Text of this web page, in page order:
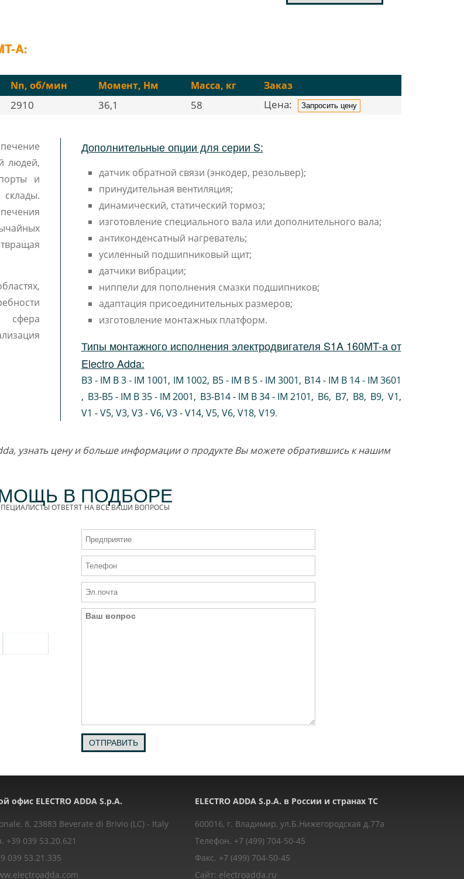
A:
Nn, об/мин Момент, Нм Масса, кг Заказ
2910 36,1 58 Цена: Запросить цену
людей,
и
сфера
Дополнительные опции для серии S:
датчик обратной связи (энкодер, резольвер);
принудительная вентиляция;
динамический, статический тормоз;
изготовление специального вала или дополнительного вала;
антиконденсатный нагреватель;
усиленный подшипниковый щит;
датчики вибрации;
ниппели для пополнения смазки подшипников;
адаптация присоединительных размеров;
изготовление монтажных платформ.
Типы монтажного исполнения электродвигателя S1A 160MT-a от
Electro Adda:
B3 - IM B 3 - IM 1001, IM 1002, B5 - IM B 5 - IM 3001, B14 - IM B 14 - IM 3601
, B3-B5 - IM B 35 - IM 2001, B3-B14 - IM B 34 - IM 2101, B6, B7, B8, B9, V1
V1 - V5, V3, V3 - V6, V3 - V14, V5, V6, V18, V19.
узнать цену и больше информации о продукте Вы можете обратившись к нашим
В ПОДБОРЕ
ОТВЕТЯТ НА ВСЕ ВАШИ ВОПРОСЫ
ОТПРАВИТЬ
офис ELECTRO ADDA S.p.A.
8, 23883 Beverate di Brivio (LC) - Italy
+39 039 53.20.621
039 53.21.335
ELECTRO ADDA S.p.A. в России и странах ТС
600016, г. Владимир, ул.Б.Нижегородская д.77a
Телефон. +7 (499) 704-50-45
Факс. +7 (499) 704-50-45
Сайт: electroadda.ru